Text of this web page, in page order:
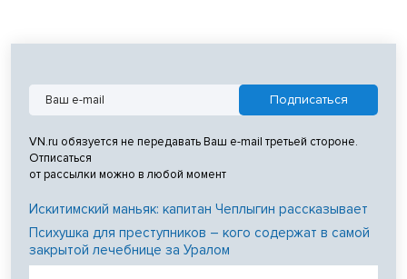
VN.ru обязуется не передавать Ваш e-mail третьей стороне.
Отписаться
от рассылки можно в любой момент
Искитимский маньяк: капитан Чеплыгин рассказывает
Психушка для преступников – кого содержат в самой
закрытой лечебнице за Уралом